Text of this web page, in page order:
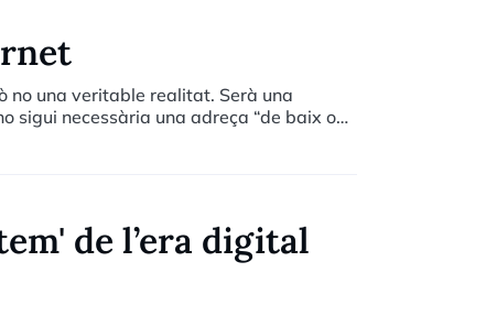
no una veritable realitat. Serà una
sigui necessària una adreça “de baix o
de coneguts. Serà una realitat quan
de l’era digital